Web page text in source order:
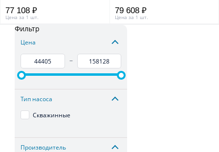
77 108 ₽
Цена за 1 шт.
79 608 ₽
Цена за 1 шт.
Фильтр
Цена
–
Тип насоса
Скважинные
Производитель